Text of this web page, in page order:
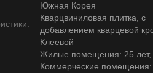
Южная Корея
Кварцвиниловая плитка, с
добавлением кварцевой
Клеевой
Жилые помещения: 25 лет,
Коммерческие